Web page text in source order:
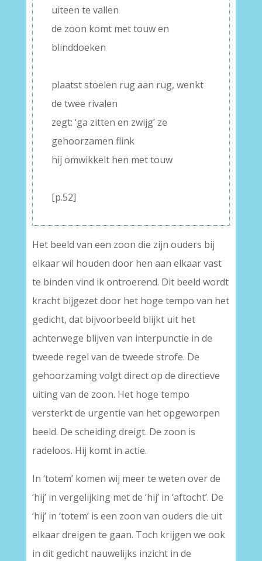
uiteen te vallen
de zoon komt met touw en
blinddoeken
plaatst stoelen rug aan rug, wenkt
de twee rivalen
zegt: ‘ga zitten en zwijg’ ze
gehoorzamen flink
hij omwikkelt hen met touw
[p.52]
Het beeld van een zoon die zijn ouders bij
elkaar wil houden door hen aan elkaar vast
te binden vind ik ontroerend. Dit beeld wordt
kracht bijgezet door het hoge tempo van het
gedicht, dat bijvoorbeeld blijkt uit het
achterwege blijven van interpunctie in de
tweede regel van de tweede strofe. De
gehoorzaming volgt direct op de directieve
uiting van de zoon. Het hoge tempo
versterkt de urgentie van het opgeworpen
beeld. De scheiding dreigt. De zoon is
radeloos. Hij komt in actie.
In ‘totem’ komen wij meer te weten over de
‘hij’ in vergelijking met de ‘hij’ in ‘aftocht’. De
‘hij’ in ‘totem’ is een zoon van ouders die uit
elkaar dreigen te gaan. Toch krijgen we ook
in dit gedicht nauwelijks inzicht in de